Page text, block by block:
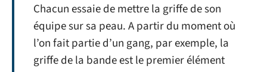
Chacun essaie de mettre la griffe de son
équipe sur sa peau. A partir du moment où
l’on fait partie d’un gang, par exemple, la
griffe de la bande est le premier élément